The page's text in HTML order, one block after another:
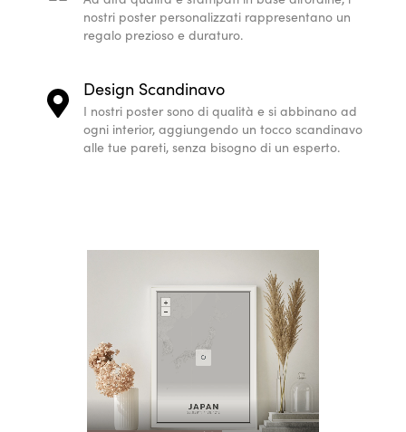
nostri poster personalizzati rappresentano un
regalo prezioso e duraturo.
Design Scandinavo
I nostri poster sono di qualità e si abbinano ad
ogni interior, aggiungendo un tocco scandinavo
alle tue pareti, senza bisogno di un esperto.